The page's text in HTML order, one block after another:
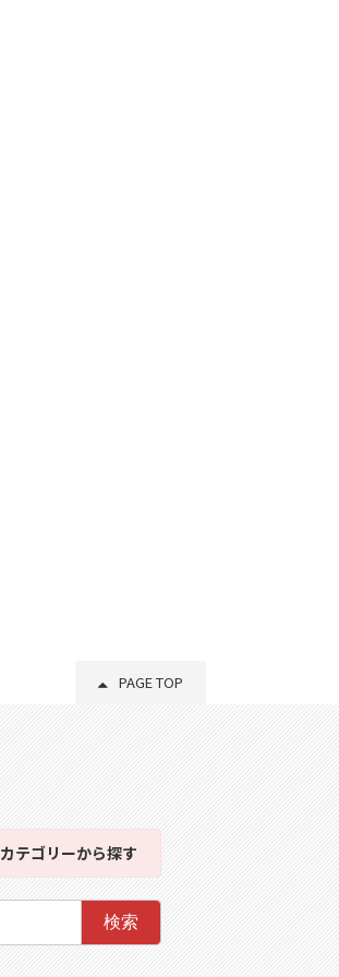
PAGE TOP
カテゴリーから探す
検索